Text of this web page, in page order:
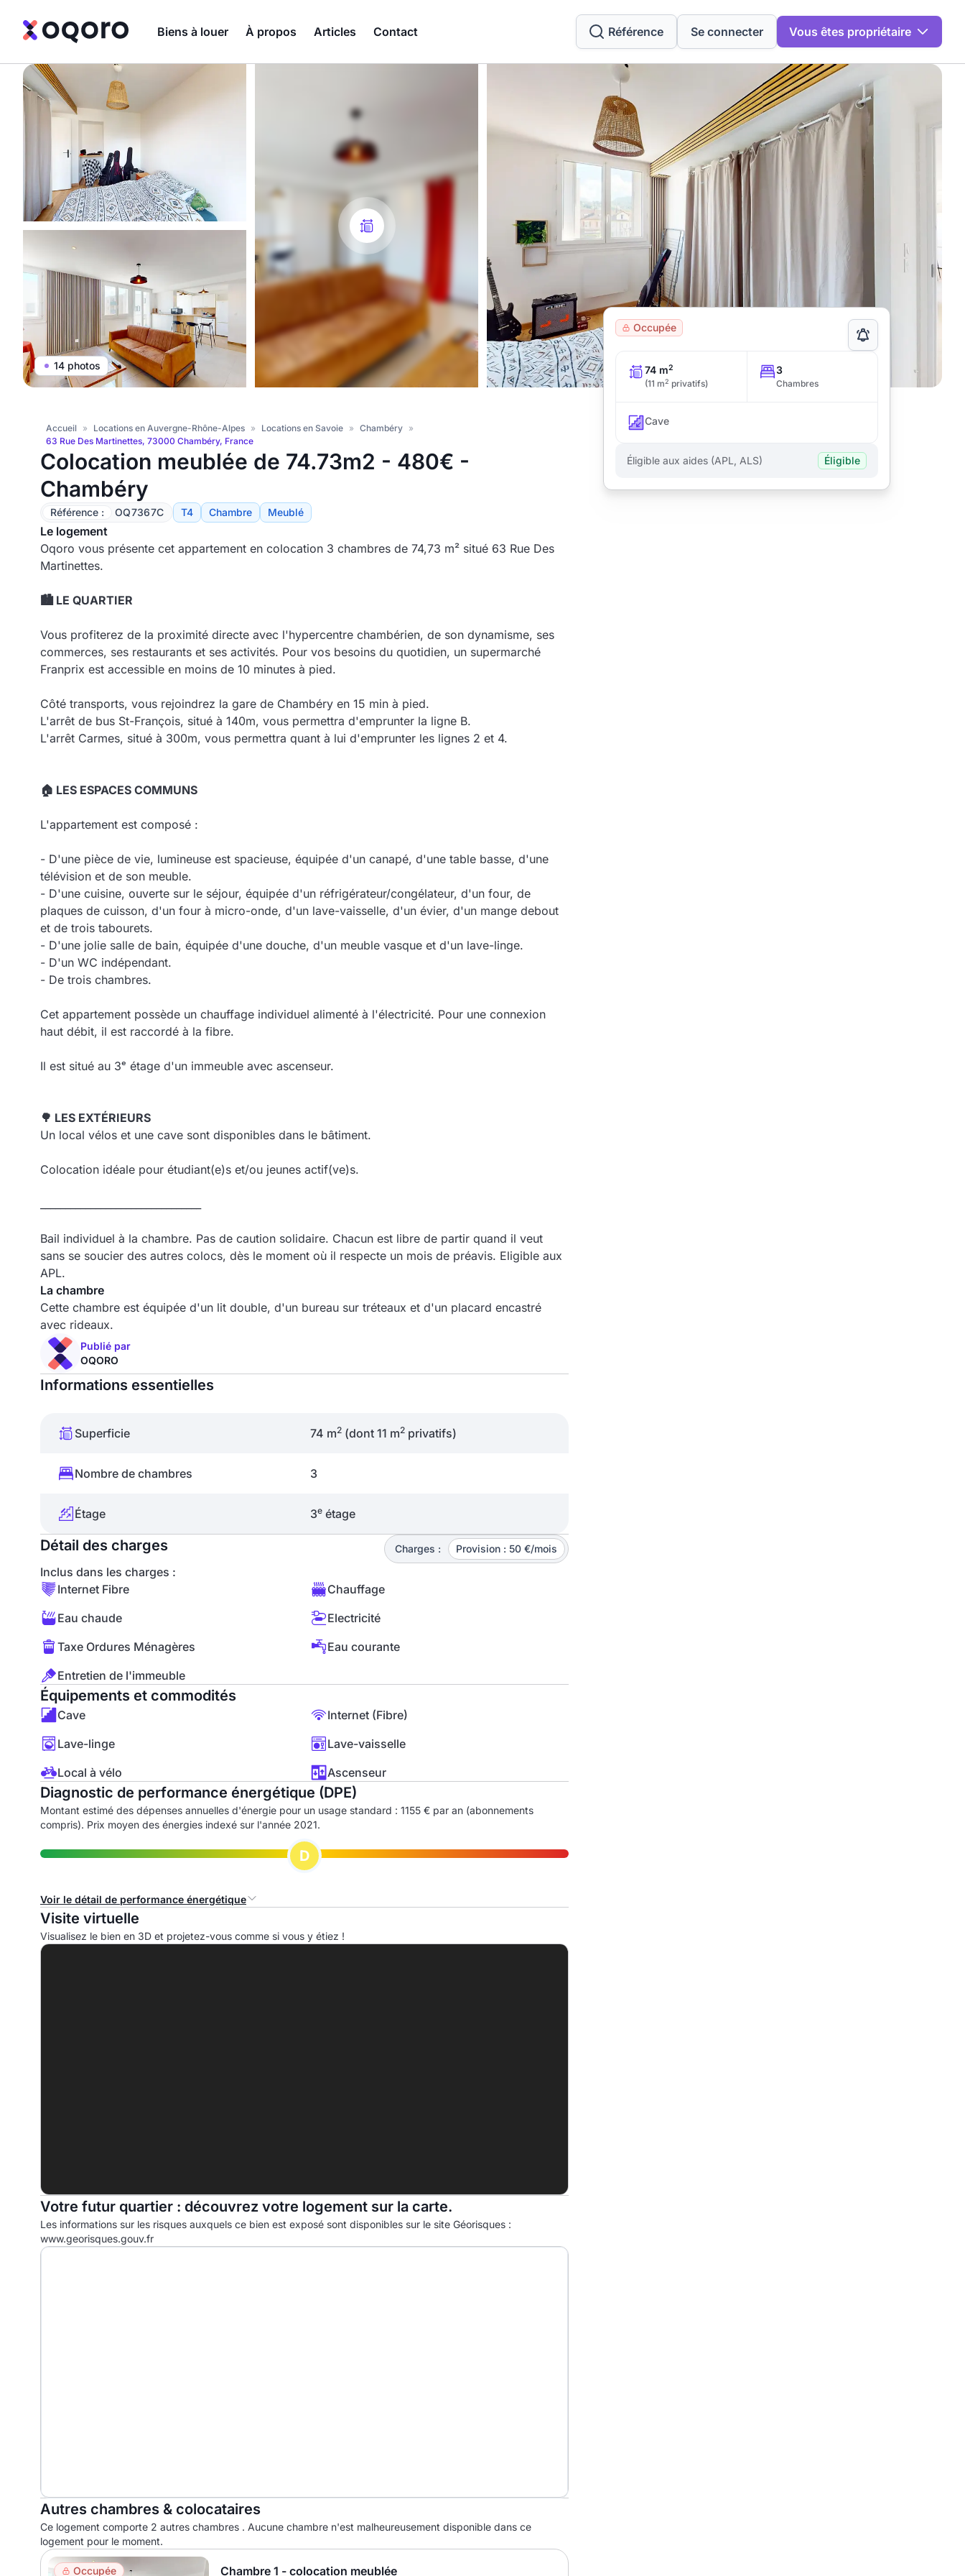
Biens à louer À propos Articles Contact Référence Se connecter Vous êtes propriétaire
14 photos
Accueil » Locations en Auvergne-Rhône-Alpes » Locations en Savoie » Chambéry »
63 Rue Des Martinettes, 73000 Chambéry, France
Colocation meublée de 74.73m2 - 480€ -
Chambéry
Référence : OQ7367C T4 Chambre Meublé
Le logement
Oqoro vous présente cet appartement en colocation 3 chambres de 74,73 m² situé 63 Rue Des
Martinettes.
🏙️ LE QUARTIER
Vous profiterez de la proximité directe avec l'hypercentre chambérien, de son dynamisme, ses
commerces, ses restaurants et ses activités. Pour vos besoins du quotidien, un supermarché
Franprix est accessible en moins de 10 minutes à pied.
Côté transports, vous rejoindrez la gare de Chambéry en 15 min à pied.
L'arrêt de bus St-François, situé à 140m, vous permettra d'emprunter la ligne B.
L'arrêt Carmes, situé à 300m, vous permettra quant à lui d'emprunter les lignes 2 et 4.
🏠 LES ESPACES COMMUNS
L'appartement est composé :
- D'une pièce de vie, lumineuse est spacieuse, équipée d'un canapé, d'une table basse, d'une
télévision et de son meuble.
- D'une cuisine, ouverte sur le séjour, équipée d'un réfrigérateur/congélateur, d'un four, de
plaques de cuisson, d'un four à micro-onde, d'un lave-vaisselle, d'un évier, d'un mange debout
et de trois tabourets.
- D'une jolie salle de bain, équipée d'une douche, d'un meuble vasque et d'un lave-linge.
- D'un WC indépendant.
- De trois chambres.
Cet appartement possède un chauffage individuel alimenté à l'électricité. Pour une connexion
haut débit, il est raccordé à la fibre.
Il est situé au 3ᵉ étage d'un immeuble avec ascenseur.
🌳 LES EXTÉRIEURS
Un local vélos et une cave sont disponibles dans le bâtiment.
Colocation idéale pour étudiant(e)s et/ou jeunes actif(ve)s.
Bail individuel à la chambre. Pas de caution solidaire. Chacun est libre de partir quand il veut
sans se soucier des autres colocs, dès le moment où il respecte un mois de préavis. Eligible aux
APL.
La chambre
Cette chambre est équipée d'un lit double, d'un bureau sur tréteaux et d'un placard encastré
avec rideaux.
Publié par
OQORO
Informations essentielles
Superficie 74 m2 (dont 11 m2 privatifs)
Nombre de chambres 3
Étage 3e étage
Détail des charges Charges : Provision : 50 €/mois
Inclus dans les charges :
Internet Fibre
Chauffage
Eau chaude
Electricité
Taxe Ordures Ménagères
Eau courante
Entretien de l'immeuble
Équipements et commodités
Cave
Internet (Fibre)
Lave-linge
Lave-vaisselle
Local à vélo
Ascenseur
Diagnostic de performance énergétique (DPE)
Montant estimé des dépenses annuelles d'énergie pour un usage standard : 1155 € par an (abonnements
compris). Prix moyen des énergies indexé sur l'année 2021.
D
Voir le détail de performance énergétique
Consommation d'énergie primaire (CEP) Indice d'émission de gaz à effet de serre (EGES)
Visite virtuelle
Visualisez le bien en 3D et projetez-vous comme si vous y étiez !
Votre futur quartier : découvrez votre logement sur la carte.
Les informations sur les risques auxquels ce bien est exposé sont disponibles sur le site Géorisques :
www.georisques.gouv.fr
Autres chambres & colocataires
Ce logement comporte 2 autres chambres . Aucune chambre n'est malheureusement disponible dans ce
logement pour le moment.
Occupée Chambre 1 - colocation meublée
Occupée
74 m2
(11 m2 privatifs)
3
Chambres
Cave
Éligible aux aides (APL, ALS) Éligible